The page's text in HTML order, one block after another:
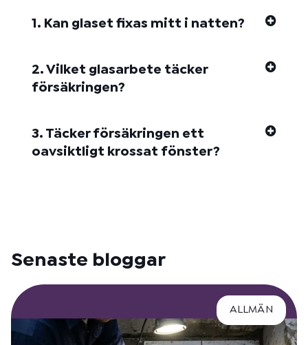
1. Kan glaset fixas mitt i natten?
2. Vilket glasarbete täcker
försäkringen?
3. Täcker försäkringen ett
oavsiktligt krossat fönster?
Senaste bloggar
ALLMÄN